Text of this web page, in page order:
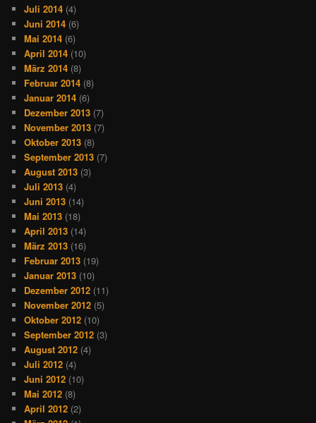
Juli 2014 (4)
Juni 2014 (6)
Mai 2014 (6)
April 2014 (10)
März 2014 (8)
Februar 2014 (8)
Januar 2014 (6)
Dezember 2013 (7)
November 2013 (7)
Oktober 2013 (8)
September 2013 (7)
August 2013 (3)
Juli 2013 (4)
Juni 2013 (14)
Mai 2013 (18)
April 2013 (14)
März 2013 (16)
Februar 2013 (19)
Januar 2013 (10)
Dezember 2012 (11)
November 2012 (5)
Oktober 2012 (10)
September 2012 (3)
August 2012 (4)
Juli 2012 (4)
Juni 2012 (10)
Mai 2012 (8)
April 2012 (2)